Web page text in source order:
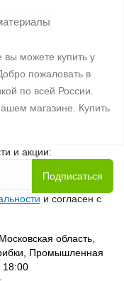
можете купить у
пожаловать в
по всей России.
магазине. Купить
и акции:
Подписаться
и согласен с
область,
Промышленная
18:00